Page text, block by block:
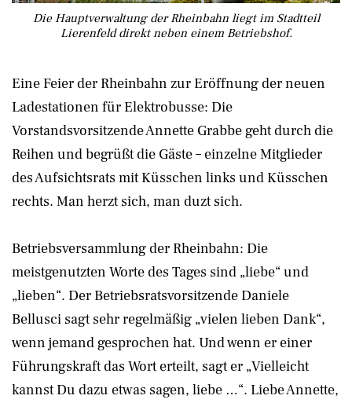
Die Hauptverwaltung der Rheinbahn liegt im Stadtteil
Lierenfeld direkt neben einem Betriebshof.
Eine Feier der Rheinbahn zur Eröffnung der neuen
Ladestationen für Elektrobusse: Die
Vorstandsvorsitzende Annette Grabbe geht durch die
Reihen und begrüßt die Gäste – einzelne Mitglieder
des Aufsichtsrats mit Küsschen links und Küsschen
rechts. Man herzt sich, man duzt sich.
Betriebsversammlung der Rheinbahn: Die
meistgenutzten Worte des Tages sind „liebe“ und
„lieben“. Der Betriebsratsvorsitzende Daniele
Bellusci sagt sehr regelmäßig „vielen lieben Dank“,
wenn jemand gesprochen hat. Und wenn er einer
Führungskraft das Wort erteilt, sagt er „Vielleicht
kannst Du dazu etwas sagen, liebe …“. Liebe Annette,